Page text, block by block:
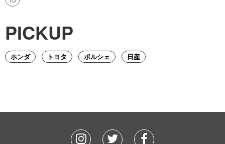
PICKUP
ホンダ トヨタ ポルシェ 日産